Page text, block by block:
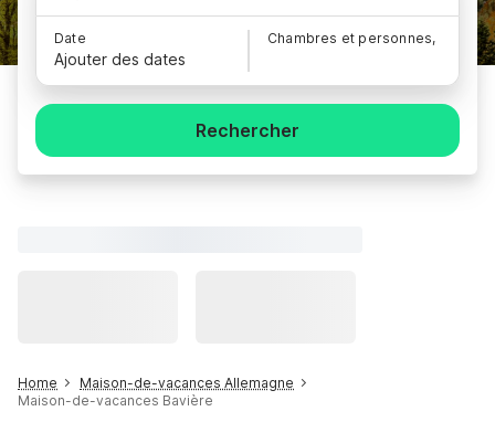
Date
Ajouter des dates
Chambres et personnes,
Rechercher
Home
Maison-de-vacances Allemagne
Maison-de-vacances Bavière